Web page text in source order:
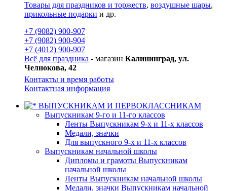
Товары для праздников и торжеств, воздушные шары,
прикольные подарки и др.
+7 (9082) 900-907
+7 (9082) 900-904
+7 (4012) 900-907
Всё для праздника - магазин Калининград, ул.
Челнокова, 42
Контакты и время работы
Контактная информация
ВЫПУСКНИКАМ И ПЕРВОКЛАССНИКАМ
Выпускникам 9-го и 11-го классов
Ленты Выпускникам 9-х и 11-х классов
Медали, значки
Для выпускного 9-х и 11-х классов
Выпускникам начальной школы
Дипломы и грамоты Выпускникам
начальной школы
Ленты Выпускникам начальной школы
Медали, значки Выпускникам начальной